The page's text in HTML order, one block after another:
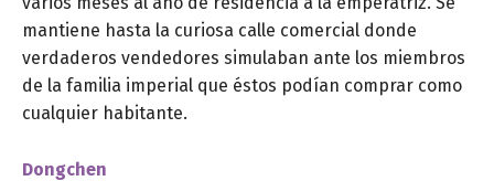
mantiene hasta la curiosa calle comercial donde
verdaderos vendedores simulaban ante los miembros
de la familia imperial que éstos podían comprar como
cualquier habitante.
Dongchen